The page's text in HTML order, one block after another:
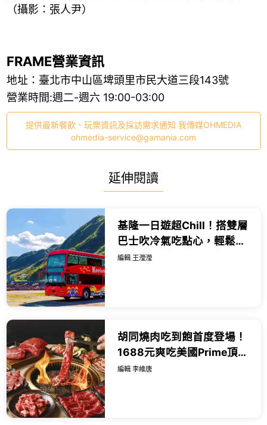
（攝影：張人尹）
FRAME營業資訊
地址：臺北市中山區埤頭里市民大道三段143號
營業時間:週二-週六 19:00-03:00
提供最新餐飲、玩樂資訊及採訪需求通知 我傳媒OHMEDIA
ohmedia-service@gamania.com
延伸閱讀
基隆一日遊超Chill！搭雙層
巴士吹冷氣吃點心，輕鬆踩
點彩色屋、潮境公園再送海
編輯 王瀅瀅
胡同燒肉吃到飽首度登場！
1688元爽吃美國Prime頂級
牛肉，七夕浪漫雙人餐999
編輯 李維唐